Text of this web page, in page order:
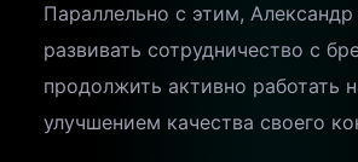
Параллельно с этим,
развивать сотрудничество с
продолжить активно работать
улучшением качества своего